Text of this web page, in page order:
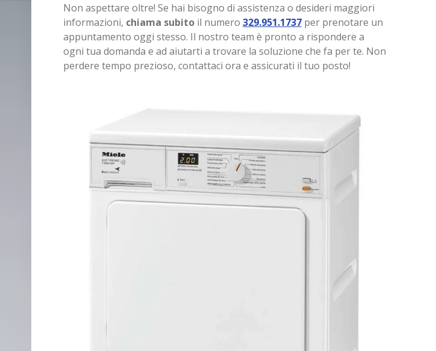
Non aspettare oltre! Se hai bisogno di assistenza o desideri maggiori
informazioni, chiama subitoil numero 329.951.1737per prenotare un
appuntamento oggi stesso. Il nostro team è pronto a rispondere a
ogni tua domanda e ad aiutarti a trovare la soluzione che fa per te. Non
perdere tempo prezioso, contattaci ora e assicurati il tuo posto!